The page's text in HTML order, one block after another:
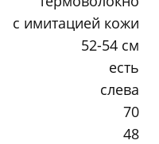
с имитацией кожи
52-54 см
есть
слева
70
48